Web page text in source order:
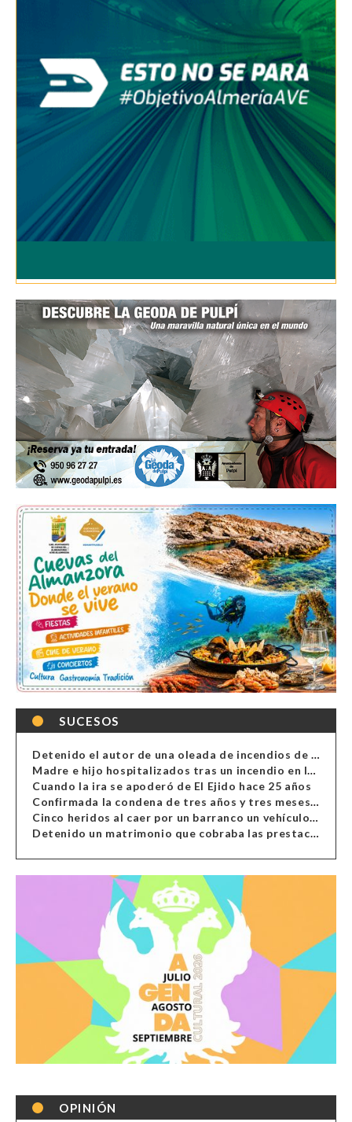
SUCESOS
Detenido el autor de una oleada de incendios de contenedores en Almería
Madre e hijo hospitalizados tras un incendio en la cocina de una vivienda en Almería
Cuando la ira se apoderó de El Ejido hace 25 años
Confirmada la condena de tres años y tres meses al hombre de Antas acusado de xenofobia
Cinco heridos al caer por un barranco un vehículo en Alcolea
Detenido un matrimonio que cobraba las prestaciones de ilegales en Almería, Granada, Málaga, Huelva y Murcia
OPINIÓN